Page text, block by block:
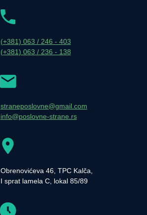
(+381) 063 / 246 - 403
(+381) 063 / 236 - 138
straneposlovne@gmail.com
info@poslovne-strane.rs
Obrenovićeva 46, TPC Kalča,
I sprat lamela C, lokal 85/89